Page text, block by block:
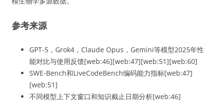
参考来源
GPT-5，Grok4，Claude Opus，Gemini等模型2025年性
能对比与使用反馈[web:46][web:47][web:51][web:60]
SWE-Bench和LiveCodeBench编码能力指标[web:47]
[web:51]
不同模型上下文窗口和知识截止日期分析[web:46]